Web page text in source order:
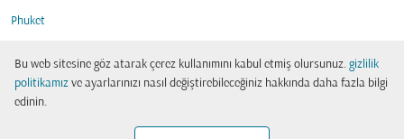
Bu web sitesine göz atarak çerez kullanımını kabul etmiş olursunuz. gizlilik
politikamız ve ayarlarınızı nasıl değiştirebileceğiniz hakkında daha fazla bilgi
edinin.
Phuket
Chennai
Maskat